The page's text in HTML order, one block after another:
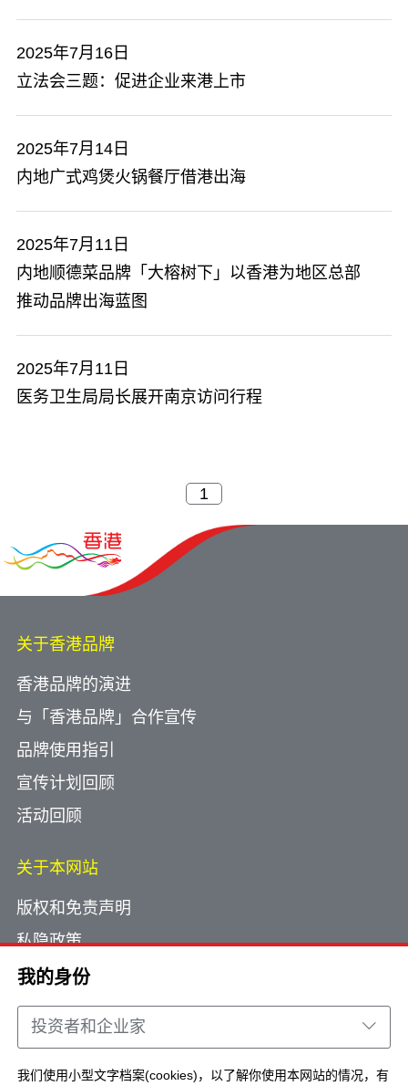
我的身份
投资者和企业家
我们使用小型文字档案(cookies)，以了解你使用本网站的情况，有
2025年7月16日
立法会三题：促进企业来港上市
2025年7月14日
内地广式鸡煲火锅餐厅借港出海
2025年7月11日
内地顺德菜品牌「大榕树下」以香港为地区总部
推动品牌出海蓝图
2025年7月11日
医务卫生局局长展开南京访问行程
关于香港品牌
香港品牌的演进
与「香港品牌」合作宣传
品牌使用指引
宣传计划回顾
活动回顾
关于本网站
版权和免责声明
私隐政策
使用小型文字档案
网页指南
联络我们